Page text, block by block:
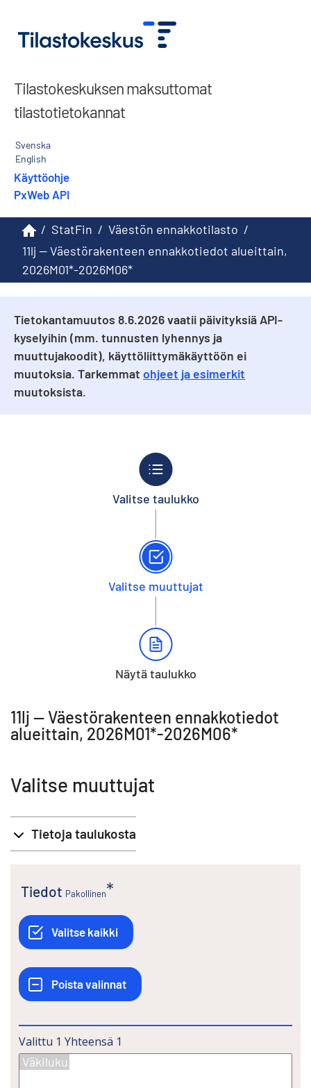
Tilastokeskuksen maksuttomat
tilastotietokannat
Svenska
English
Käyttöohje
PxWeb API
/ StatFin / Väestön ennakkotilasto /
11lj -- Väestörakenteen ennakkotiedot alueittain,
2026M01*-2026M06*
Tietokantamuutos 8.6.2026 vaatii päivityksiä API-
kyselyihin (mm. tunnusten lyhennys ja
muuttujakoodit), käyttöliittymäkäyttöön ei
muutoksia. Tarkemmat ohjeet ja esimerkit
muutoksista.
Valitse taulukko
Valitse muuttujat
Näytä taulukko
11lj -- Väestörakenteen ennakkotiedot
alueittain, 2026M01*-2026M06*
Valitse muuttujat
Tietoja taulukosta
Tiedot Pakollinen
Valittu 1 Yhteensä 1